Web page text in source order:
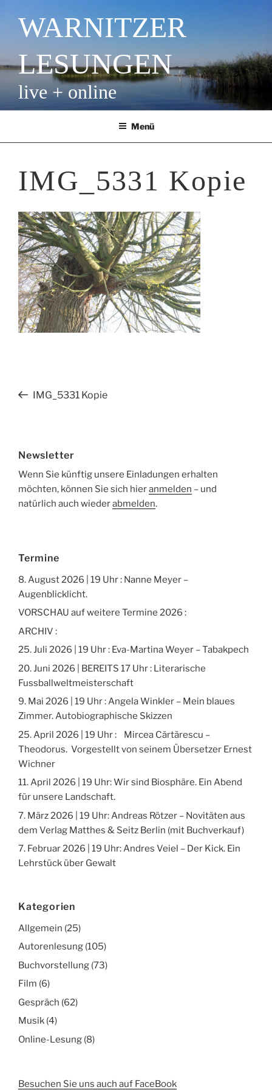
Inhalt
springenWARNITZER
LESUNGEN
live + online
Menü
IMG_5331 Kopie
Beitragsnavigation
Vorheriger
IMG_5331 Kopie
Newsletter
Wenn Sie künftig unsere Einladungen erhalten
möchten, können Sie sich hieranmelden – und
natürlich auch wiederabmelden.
Termine
8. August 2026 | 19 Uhr : Nanne Meyer –
Augenblicklicht.
VORSCHAU auf weitere Termine 2026 :
ARCHIV :
25. Juli 2026 | 19 Uhr : Eva-Martina Weyer – Tabakpech
20. Juni 2026 | BEREITS 17 Uhr : Literarische
Fussballweltmeisterschaft
9. Mai 2026 | 19 Uhr : Angela Winkler – Mein blaues
Zimmer. Autobiographische Skizzen
25. April 2026 | 19 Uhr : Mircea Cărtărescu –
Theodorus. Vorgestellt von seinem Übersetzer Ernest
Wichner
11. April 2026 | 19 Uhr: Wir sind Biosphäre. Ein Abend
für unsere Landschaft.
7. März 2026 | 19 Uhr: Andreas Rötzer – Novitäten aus
dem Verlag Matthes & Seitz Berlin (mit Buchverkauf)
7. Februar 2026 | 19 Uhr: Andres Veiel – Der Kick. Ein
Lehrstück über Gewalt
Kategorien
Allgemein (25)
Autorenlesung (105)
Buchvorstellung (73)
Film (6)
Gespräch (62)
Musik (4)
Online-Lesung (8)
Besuchen Sie uns auch auf FaceBook